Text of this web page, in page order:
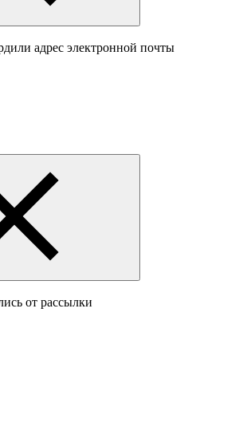
адрес электронной почты
от рассылки